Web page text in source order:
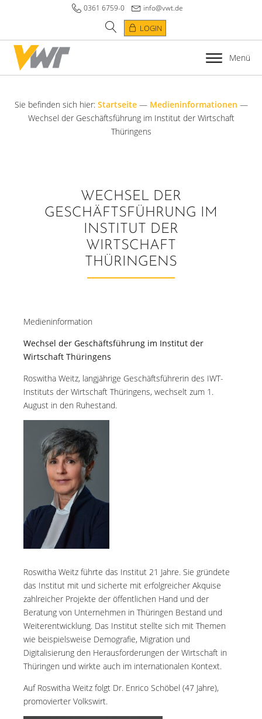
0361 6759-0 info@vwt.de
LOGIN
Menü
Sie befinden sich hier: Startseite— Medieninformationen —
Wechsel der Geschäftsführung im Institut der Wirtschaft
Thüringens
WECHSEL DER
GESCHÄFTSFÜHRUNG IM
INSTITUT DER
WIRTSCHAFT
THÜRINGENS
Medieninformation
Wechsel der Geschäftsführung im Institut der
Wirtschaft Thüringens
Roswitha Weitz, langjährige Geschäftsführerin des IWT-
Instituts der Wirtschaft Thüringens, wechselt zum 1.
August in den Ruhestand.
Roswitha Weitz führte das Institut 21 Jahre. Sie gründete
das Institut mit und sicherte mit erfolgreicher Akquise
zahlreicher Projekte der öffentlichen Hand und der
Beratung von Unternehmen in Thüringen Bestand und
Weiterentwicklung. Das Institut stellte sich mit Themen
wie beispielsweise Demografie, Migration und
Digitalisierung den Herausforderungen der Wirtschaft in
Thüringen und wirkte auch im internationalen Kontext.
Auf Roswitha Weitz folgt Dr. Enrico Schöbel (47 Jahre),
promovierter Volkswirt.